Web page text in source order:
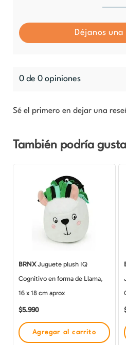
Déjanos
0 de 0 opiniones
Sé el primero en dejar una
También podría
BRNXJuguete plush IQ
Cognitivo en forma de Llama,
16 x 18 cm aprox
$5.990
Agregar al carrito